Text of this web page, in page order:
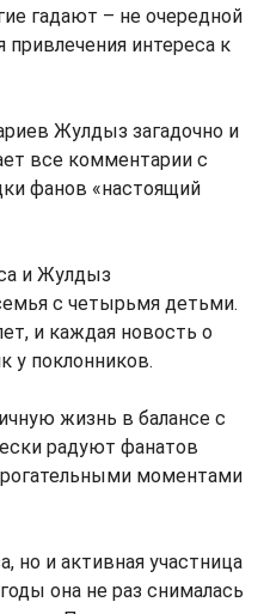
гадают – не очередной
интереса к
Жулдыз загадочно и
все комментарии с
фанов «настоящий
и Жулдыз
с четырьмя детьми.
и каждая новость о
у поклонников.
жизнь в балансе с
радуют фанатов
моментами
но и активная участница
она не раз снималась